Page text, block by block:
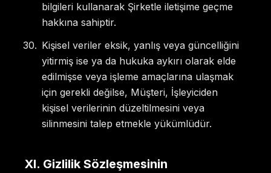
bilgileri kullanarak Şirketle iletişime geçme
hakkına sahiptir.
Kişisel veriler eksik, yanlış veya güncelliğini
yitirmiş ise ya da hukuka aykırı olarak elde
edilmişse veya işleme amaçlarına ulaşmak
için gerekli değilse, Müşteri, İşleyiciden
kişisel verilerinin düzeltilmesini veya
silinmesini talep etmekle yükümlüdür.
XI. Gizlilik Sözleşmesinin